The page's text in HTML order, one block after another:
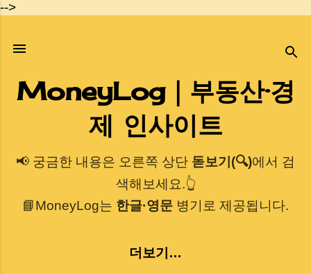
-->
기본 콘텐츠로 건너뛰기
MoneyLog｜부동산·경
제 인사이트
📢 궁금한 내용은 오른쪽 상단 돋보기(🔍)에서 검
색해보세요.👆
📘MoneyLog는 한글·영문 병기로 제공됩니다.
더보기…